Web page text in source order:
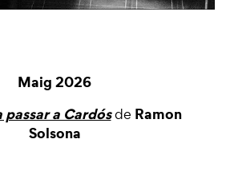
Maig 2026
a Cardósde Ramon
Solsona